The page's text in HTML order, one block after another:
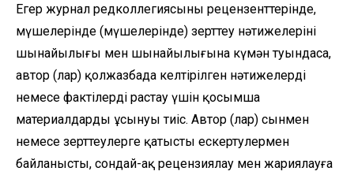
Егер журнал редколлегиясының рецензенттерінде,
мүшелерінде (мүшелерінде) зерттеу нәтижелерінің
шынайылығы мен шынайылығына күмән туындаса,
автор (лар) қолжазбада келтірілген нәтижелерді
немесе фактілерді растау үшін қосымша
материалдарды ұсынуы тиіс. Автор (лар) сынмен
немесе зерттеулерге қатысты ескертулермен
байланысты, сондай-ақ рецензиялау мен жариялауға